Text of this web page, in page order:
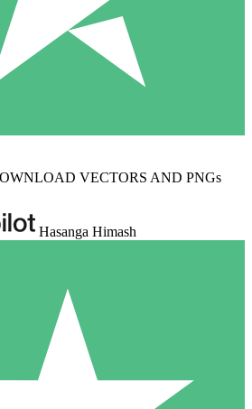
VECTORS AND PNGs
Hasanga Himash